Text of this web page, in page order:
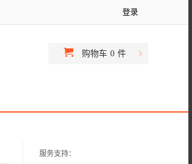
登录
购物车 0 件
服务支持：